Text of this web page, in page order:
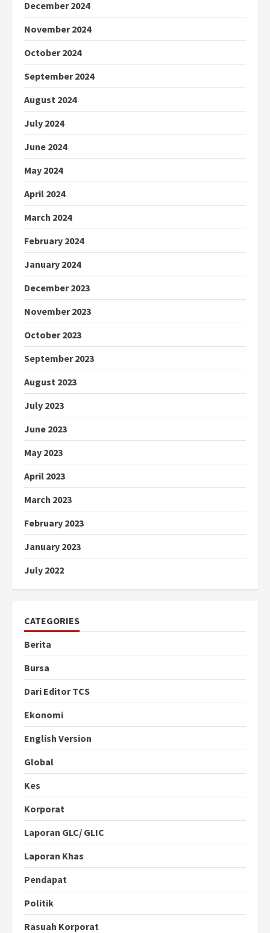
December 2024
November 2024
October 2024
September 2024
August 2024
July 2024
June 2024
May 2024
April 2024
March 2024
February 2024
January 2024
December 2023
November 2023
October 2023
September 2023
August 2023
July 2023
June 2023
May 2023
April 2023
March 2023
February 2023
January 2023
July 2022
CATEGORIES
Berita
Bursa
Dari Editor TCS
Ekonomi
English Version
Global
Kes
Korporat
Laporan GLC/ GLIC
Laporan Khas
Pendapat
Politik
Rasuah Korporat